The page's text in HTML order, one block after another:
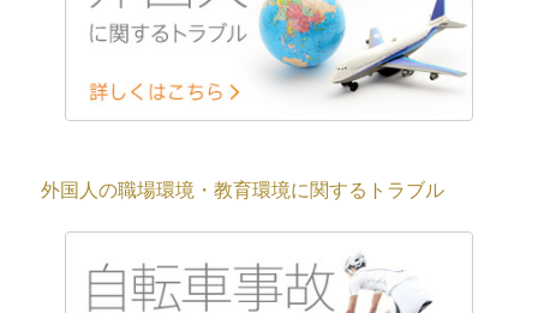
外国人の職場環境・教育環境に関するトラブル